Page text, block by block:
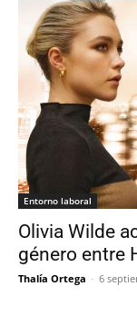
Entorno laboral
Olivia Wilde
género entre
Thalía Ortega - 6